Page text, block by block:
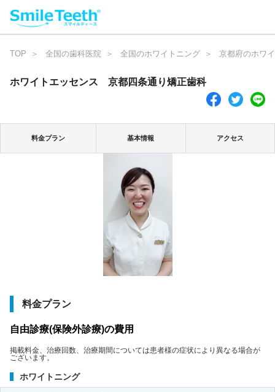
TOP 全国の歯科医院 全国のホワイトニング 京都府のホワ
ホワイトエッセンス 京都四条通り矯正歯科
料金プラン 基本情報 アクセス
料金プラン
自由診療(保険外診療)の費用
掲載料金、治療回数、治療期間については患者様の症状により異なる場合が
ございます。
ホワイトニング